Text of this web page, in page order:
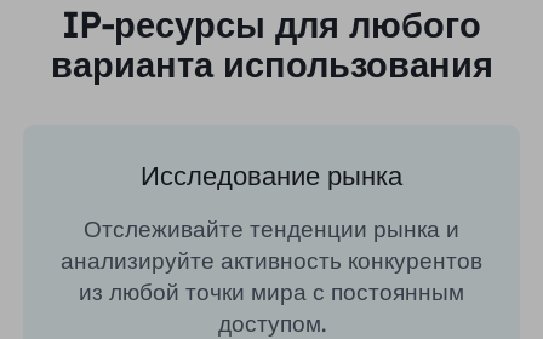
IP-ресурсы для любого
варианта использования
Исследование рынка
Отслеживайте тенденции рынка и
анализируйте активность конкурентов
из любой точки мира с постоянным
доступом.